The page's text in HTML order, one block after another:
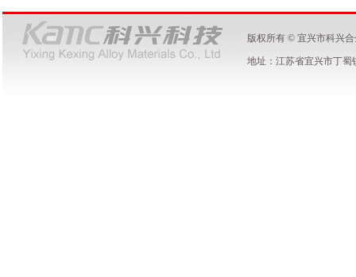
版权所有 © 宜兴市科兴
地址：江苏省宜兴市丁蜀